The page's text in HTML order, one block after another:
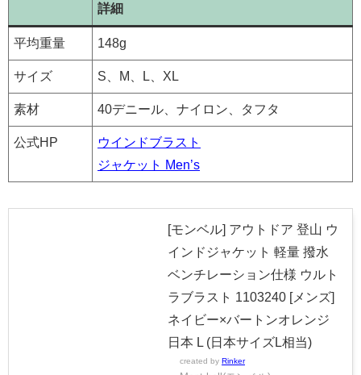
詳細
平均重量 148g
サイズ S、M、L、XL
素材 40デニール、ナイロン、タフタ
公式HP
ウインドブラスト
ジャケット Men’s
[モンベル] アウトドア 登山 ウ
インドジャケット 軽量 撥水
ベンチレーション仕様 ウルト
ラブラスト 1103240 [メンズ]
ネイビー×バートンオレンジ
日本 L (日本サイズL相当)
created by Rinker